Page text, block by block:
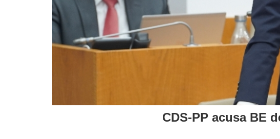
CDS-PP acusa BE